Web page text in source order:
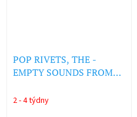
POP RIVETS, THE -
EMPTY SOUNDS FROM
2 - 4 týdny